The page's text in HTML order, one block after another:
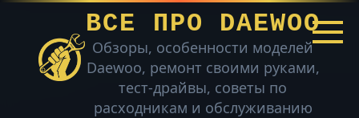
Перейти
контенту
ВСЕ ПРО DAEWOO
Обзоры, особенности моделей
Daewoo, ремонт своими руками,
тест-драйвы, советы по
расходникам и обслуживанию